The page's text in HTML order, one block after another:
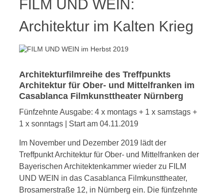
FILM UND WEIN:
Architektur im Kalten Krieg
Architekturfilmreihe des Treffpunkts
Architektur für Ober- und Mittelfranken im
Casablanca Filmkunsttheater Nürnberg
Fünfzehnte Ausgabe: 4 x montags + 1 x samstags +
1 x sonntags | Start am 04.11.2019
Im November und Dezember 2019 lädt der
Treffpunkt Architektur für Ober- und Mittelfranken der
Bayerischen Architektenkammer wieder zu FILM
UND WEIN in das Casablanca Filmkunsttheater,
Brosamerstraße 12, in Nürnberg ein. Die fünfzehnte